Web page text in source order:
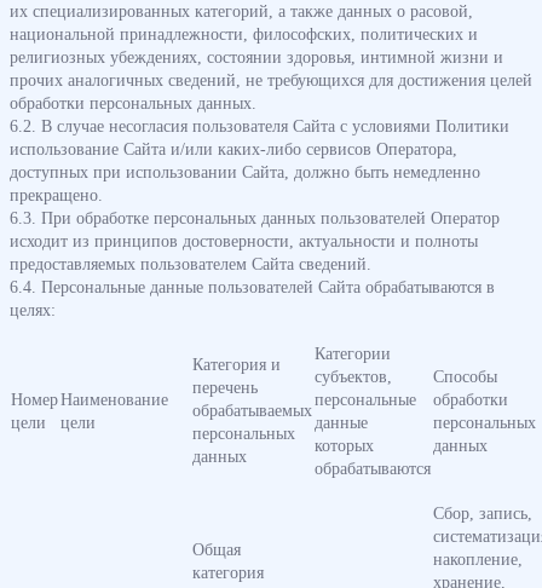
их специализированных категорий, а также данных о расовой,
национальной принадлежности, философских, политических и
религиозных убеждениях, состоянии здоровья, интимной жизни и
прочих аналогичных сведений, не требующихся для достижения целей
обработки персональных данных.
6.2. В случае несогласия пользователя Сайта с условиями Политики
использование Сайта и/или каких-либо сервисов Оператора,
доступных при использовании Сайта, должно быть немедленно
прекращено.
6.3. При обработке персональных данных пользователей Оператор
исходит из принципов достоверности, актуальности и полноты
предоставляемых пользователем Сайта сведений.
6.4. Персональные данные пользователей Сайта обрабатываются в
целях:
Номер
цели
Наименование
цели
Категория и
перечень
обрабатываемых
персональных
данных
Категории
субъектов,
персональные
данные
которых
обрабатываются
Способы
обработки
персональных
данных
Общая
категория
Сбор, запись,
накопление,
хранение,